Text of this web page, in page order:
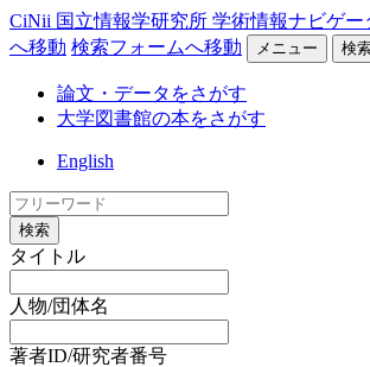
CiNii 国立情報学研究所 学術情報ナビゲ
へ移動 検索フォームへ移動 メニュー 検
論文・データをさがす
大学図書館の本をさがす
English
検索
タイトル
人物/団体名
著者ID/研究者番号